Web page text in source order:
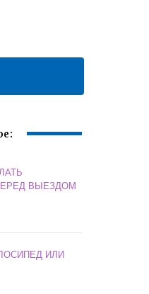
ВЫЕЗДОМ
ИЛИ